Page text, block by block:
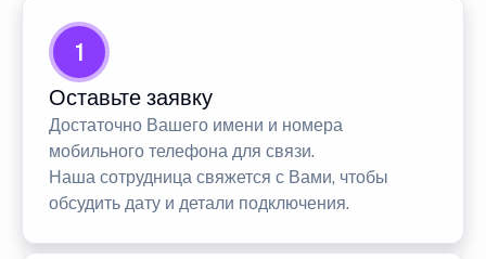
1
Оставьте заявку
Достаточно Вашего имени и номера
мобильного телефона для связи.
Наша сотрудница свяжется с Вами, чтобы
обсудить дату и детали подключения.